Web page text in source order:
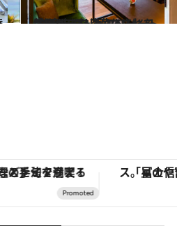
】 2023.6.24
“離島ラグジュアリー”を満喫する 人気のリゾートホテル6選 心満たされる休日がここにはある
旅＆お出かけ
タリア・トスカーナの郷土料理の手法で満喫！